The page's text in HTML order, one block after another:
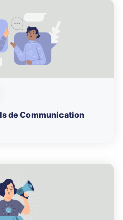
de Communication